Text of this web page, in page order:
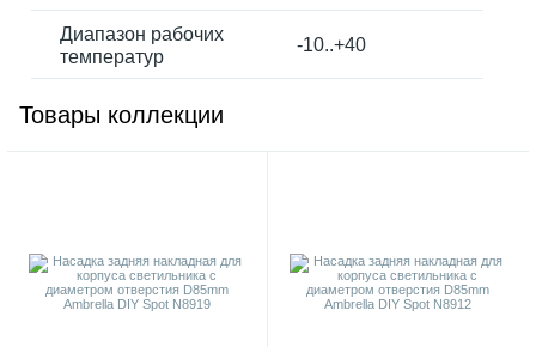
Диапазон рабочих
температур
-10..+40
Товары коллекции